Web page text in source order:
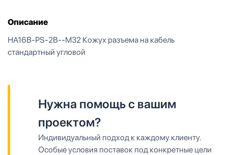
Описание
HA16B-PS-2B--M32 Кожух разъема на кабель
стандартный угловой
Нужна помощь с вашим
проектом?
Индивидуальный подход к каждому клиенту.
Особые условия поставок под конкретные цели